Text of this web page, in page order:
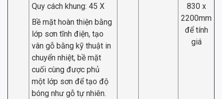
Quy cách khung: 45 X
Bề mặt hoàn thiện bằng
lớp sơn tĩnh điện, tạo
vân gỗ bằng kỹ thuật in
chuyển nhiệt, bề mặt
cuối cùng được phủ
một lớp sơn để tạo độ
bóng như gỗ tự nhiên.
830 x
2200mm
để tính
giá